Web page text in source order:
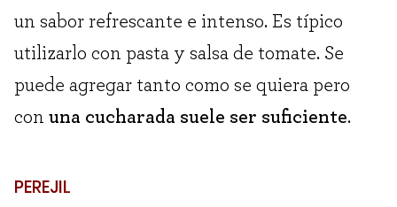
un sabor refrescante e intenso. Es típico
utilizarlo con pasta y salsa de tomate. Se
puede agregar tanto como se quiera pero
con una cucharada suele ser suficiente.
PEREJIL